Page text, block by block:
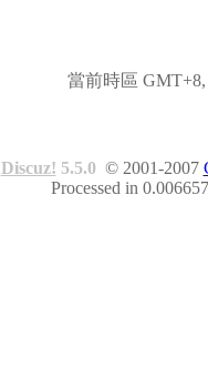
當前時區 GMT+8,
Discuz! 5.5.0 © 2001-2007
Processed in